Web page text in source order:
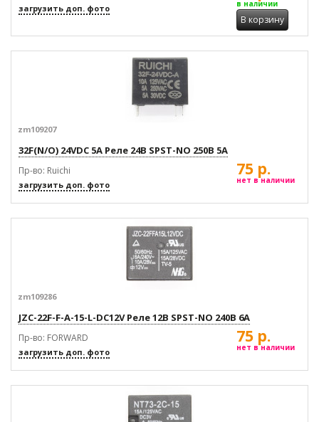
загрузить доп. фото в наличии
В корзину
zm109207
32F(N/O) 24VDC 5A Реле 24В SPST-NO 250В 5А
Пр-во: Ruichi
загрузить доп. фото
75 р.
нет в наличии
zm109286
JZC-22F-F-A-15-L-DC12V Реле 12В SPST-NO 240В 6А
Пр-во: FORWARD
загрузить доп. фото
75 р.
нет в наличии